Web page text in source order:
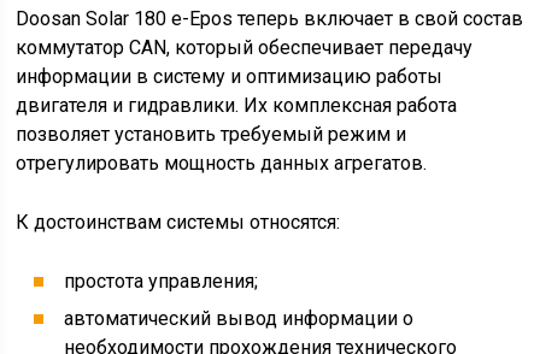
Doosan Solar 180 e-Epos теперь включает в свой состав
коммутатор CAN, который обеспечивает передачу
информации в систему и оптимизацию работы
двигателя и гидравлики. Их комплексная работа
позволяет установить требуемый режим и
отрегулировать мощность данных агрегатов.
К достоинствам системы относятся:
простота управления;
автоматический вывод информации о
необходимости прохождения технического